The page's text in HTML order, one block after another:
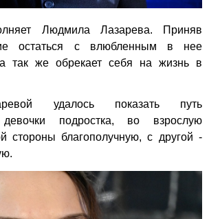
Людмила Лазарева. Приняв
остаться с влюбленным в нее
так же обрекает себя на жизнь в
удалось показать путь
подростка, во взрослую
стороны благополучную, с другой -